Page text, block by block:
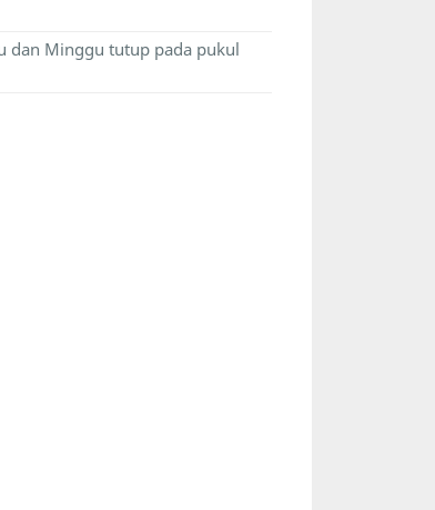
dan Minggu tutup pada pukul